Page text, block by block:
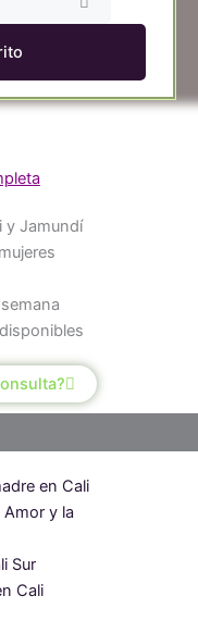
y Jamundí
en Cali
Amor y la
Sur
Cali